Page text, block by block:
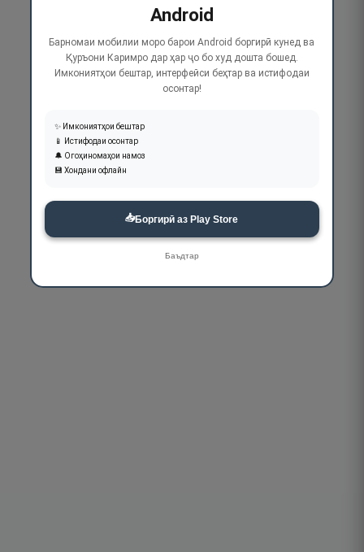
Android
Барномаи мобилии моро барои Android боргирӣ кунед ва
Қуръони Каримро дар ҳар ҷо бо худ дошта бошед.
Имкониятҳои бештар, интерфейси беҳтар ва истифодаи
осонтар!
✨ Имкониятҳои бештар
📱 Истифодаи осонтар
🔔 Огоҳиномаҳои намоз
💾 Хондани офлайн
📥Боргирӣ аз Play Store
Баъдтар